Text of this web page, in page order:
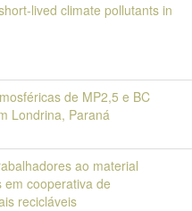
lived climate pollutants in
de MP2,5 e BC
Londrina, Paraná
ao material
cooperativa de
recicláveis